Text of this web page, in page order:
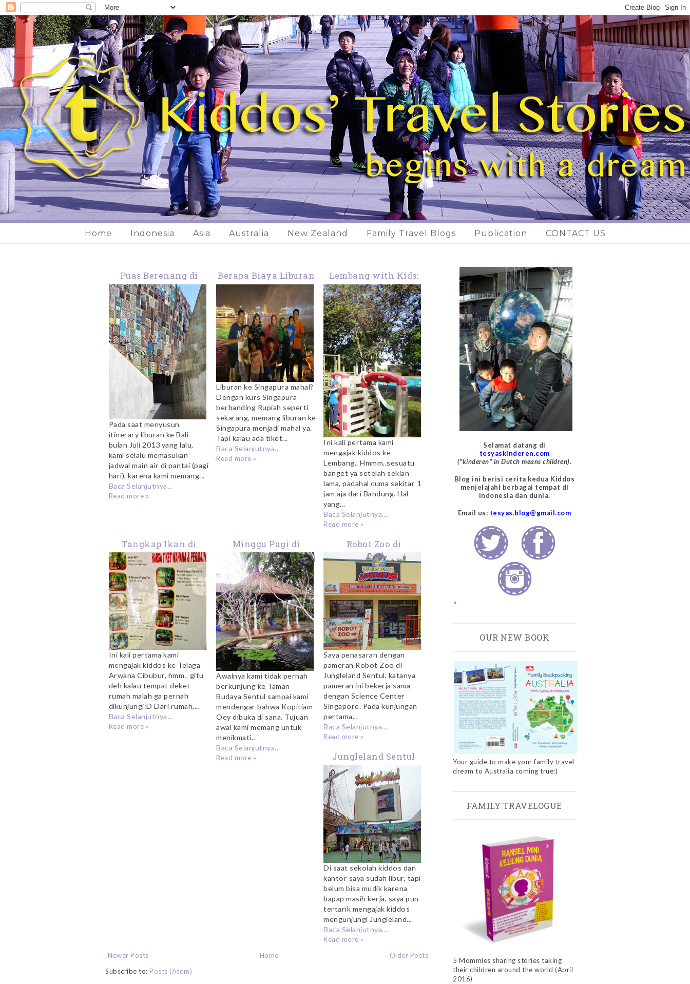
Home Indonesia Asia Australia New Zealand Family Travel Blogs Publication CONTACT US
Puas Berenang di
Potato Head Bali
Pada saat menyusun
itinerary liburan ke Bali
bulan Juli 2013 yang lalu,
kami selalu memasukan
jadwal main air di pantai (pagi
hari), karena kami memang...
Baca Selanjutnya...
Read more »
Berapa Biaya Liburan
Dengan Anak ke
Singapura?
Liburan ke Singapura mahal?
Dengan kurs Singapura
berbanding Rupiah seperti
sekarang, memang liburan ke
Singapura menjadi mahal ya.
Tapi kalau ada tiket...
Baca Selanjutnya...
Read more »
Lembang with Kids:
Pasar Apung &
Kampung Gajah
Playground
Ini kali pertama kami
mengajak kiddos ke
Lembang.. Hmmm..sesuatu
banget ya setelah sekian
lama, padahal cuma sekitar 1
jam aja dari Bandung. Hal
yang...
Baca Selanjutnya...
Read more »
Tangkap Ikan di
Telaga Arwana
Cibubur
Ini kali pertama kami
mengajak kiddos ke Telaga
Arwana Cibubur, hmm.. gitu
deh kalau tempat deket
rumah malah ga pernah
dikunjungi:D Dari rumah,...
Baca Selanjutnya...
Read more »
Minggu Pagi di
Taman Budaya Sentul
Awalnya kami tidak pernah
berkunjung ke Taman
Budaya Sentul sampai kami
mendengar bahwa Kopitiam
Oey dibuka di sana. Tujuan
awal kami memang untuk
menikmati...
Baca Selanjutnya...
Read more »
Robot Zoo di
Jungleland Sentul
Saya penasaran dengan
pameran Robot Zoo di
Jungleland Sentul, katanya
pameran ini bekerja sama
dengan Science Center
Singapore. Pada kunjungan
pertama...
Baca Selanjutnya...
Read more »
Jungleland Sentul
Di saat sekolah kiddos dan
kantor saya sudah libur, tapi
belum bisa mudik karena
bapap masih kerja, saya pun
tertarik mengajak kiddos
mengunjungi Jungleland...
Baca Selanjutnya...
Read more »
Newer Posts
Older Posts
Home
Subscribe to: Posts (Atom)
Selamat datang di
tesyaskinderen.com
("kinderen" in Dutch means children).
Blog ini berisi cerita kedua Kiddos
menjelajahi berbagai tempat di
Indonesia dan dunia.
Email us: tesyas.blog@gmail.com
>
OUR NEW BOOK
Your guide to make your family travel
dream to Australia coming true:)
FAMILY TRAVELOGUE
5 Mommies sharing stories taking
their children around the world (April
2016)